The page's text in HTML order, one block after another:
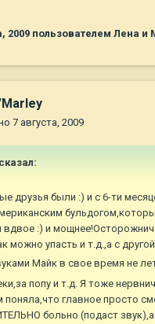
2009 пользователем Лена и
7 августа, 2009
друзья были :) и с 6-ти
вдвое :) и
можно упасть и т.д.,а с
Майк в свое время не
попу и т.д. Я тоже
поняла,что главное просто
больно (подаст звук),а